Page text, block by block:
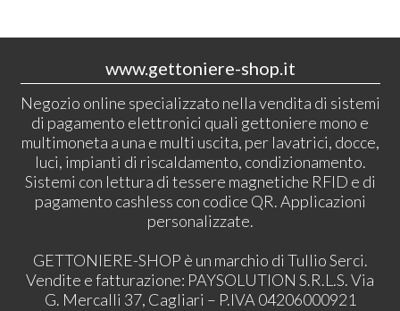
www.gettoniere-shop.it
Negozio online specializzato nella vendita di sistemi
di pagamento elettronici quali gettoniere mono e
multimoneta a una e multi uscita, per lavatrici, docce,
luci, impianti di riscaldamento, condizionamento.
Sistemi con lettura di tessere magnetiche RFID e di
pagamento cashless con codice QR. Applicazioni
personalizzate.
GETTONIERE-SHOP è un marchio di Tullio Serci.
Vendite e fatturazione: PAYSOLUTION S.R.L.S. Via
G. Mercalli 37, Cagliari – P.IVA 04206000921